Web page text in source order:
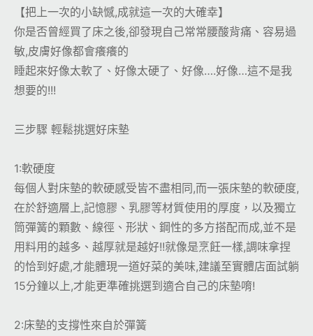
【把上一次的小缺憾,成就這一次的大確幸】
你是否曾經買了床之後,卻發現自己常常腰酸背痛、容易過
敏,皮膚好像都會癢癢的
睡起來好像太軟了、好像太硬了、好像….好像…這不是我
想要的!!!
三步驟 輕鬆挑選好床墊
1:軟硬度
每個人對床墊的軟硬感受皆不盡相同,而一張床墊的軟硬度,
在於舒適層上,記憶膠、乳膠等材質使用的厚度，以及獨立
筒彈簧的顆數、線徑、形狀、鋼性的多方搭配而成,並不是
用料用的越多、越厚就是越好!!就像是烹飪一樣,調味拿捏
的恰到好處,才能體現一道好菜的美味,建議至實體店面試躺
15分鐘以上,才能更準確挑選到適合自己的床墊唷!
2:床墊的支撐性來自於彈簧